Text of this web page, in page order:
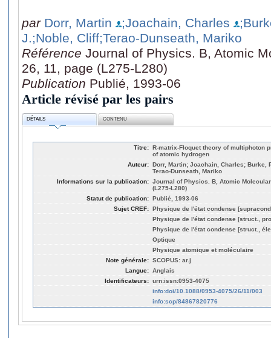
par Dorr, Martin ;Joachain, Charles
J.;Noble, Cliff;Terao-Dunseath, Mariko
Référence Journal of Physics. B, Atomic
26, 11, page (L275-L280)
Publication Publié, 1993-06
Article révisé par les pairs
DÉTAILS CONTENU
Titre: R-matrix-Floquet theory of multiphoton
of atomic hydrogen
Auteur: Dorr, Martin; Joachain, Charles; Burke,
Terao-Dunseath, Mariko
Informations sur la publication: Journal of Physics. B, Atomic
(L275-L280)
Statut de publication: Publié, 1993-06
Sujet CREF: Physique de l'état condense
Physique de l'état condense [struct.,
Physique de l'état condense [struct.,
Optique
Physique atomique et moléculaire
Note générale: SCOPUS: ar.j
Langue: Anglais
Identificateurs: urn:issn:0953-4075
info:doi/10.1088/0953-4075/26/11/003
info:scp/84867820776